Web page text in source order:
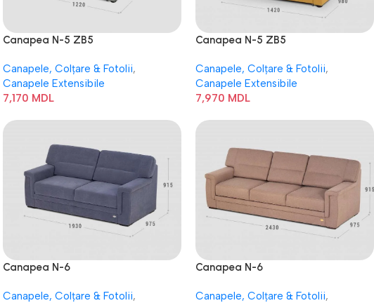
Canapea N-5 ZB5
Canapele, Colțare & Fotolii,
Canapele Extensibile
7,170 MDL
Canapea N-5 ZB5
Canapele, Colțare & Fotolii,
Canapele Extensibile
7,970 MDL
Canapea N-6
Canapele, Colțare & Fotolii,
Canapea N-6
Canapele, Colțare & Fotolii,